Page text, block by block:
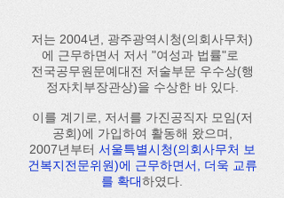
저는 2004년, 광주광역시청(의회사무처)
에 근무하면서 저서 "여성과 법률"로
전국공무원문예대전 저술부문 우수상(행
정자치부장관상)을 수상한 바 있다.
이를 계기로, 저서를 가진공직자 모임(저
공회)에 가입하여 활동해 왔으며,
2007년부터 서울특별시청(의회사무처 보
건복지전문위원)에 근무하면서, 더욱 교류
를 확대하였다.